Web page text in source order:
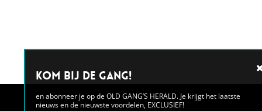
Kom bij de GANG!
en abonneer je op de OLD GANG’S HERALD. Je krijgt het laatste
nieuws en de nieuwste voordelen, EXCLUSIEF!